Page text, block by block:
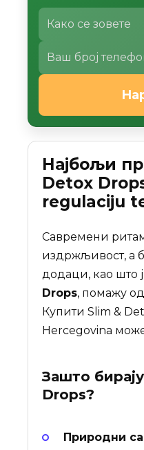
Најбољи
Detox
regulaciju
Савремени
издржљивост, а
додаци, као што
Drops, помажу
Купити Slim &
Hercegovina
Зашто
Drops?
Природни